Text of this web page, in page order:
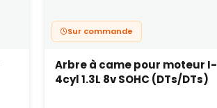
Sur commande
Arbre à came pour moteur I-
4cyl 1.3L 8v SOHC (DTs/DTs)